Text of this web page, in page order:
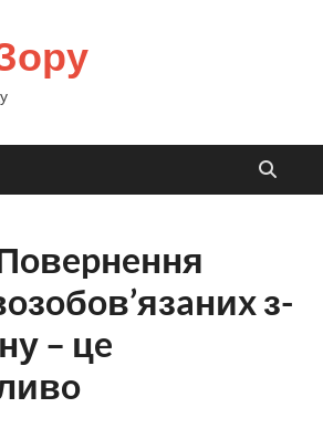
з-
– цe